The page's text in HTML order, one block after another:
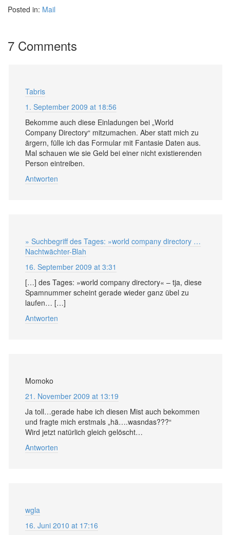
Posted in: Mail
7 Comments
Tabris
1. September 2009 at 18:56
Bekomme auch diese Einladungen bei „World
Company Directory“ mitzumachen. Aber statt mich zu
ärgern, fülle ich das Formular mit Fantasie Daten aus.
Mal schauen wie sie Geld bei einer nicht existierenden
Person eintreiben.
Antworten
» Suchbegriff des Tages: »world company directory …
Nachtwächter-Blah
16. September 2009 at 3:31
[…] des Tages: »world company directory« – tja, diese
Spamnummer scheint gerade wieder ganz übel zu
laufen… […]
Antworten
Momoko
21. November 2009 at 13:19
Ja toll…gerade habe ich diesen Mist auch bekommen
und fragte mich erstmals „hä….wasndas???“
Wird jetzt natürlich gleich gelöscht…
Antworten
wgla
16. Juni 2010 at 17:16